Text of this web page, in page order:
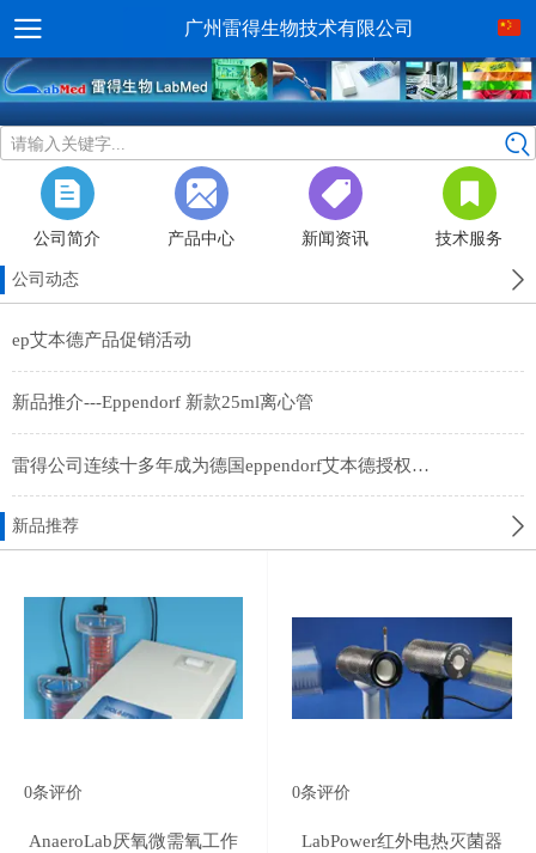
广州雷得生物技术有限公司
请输入关键字...
公司简介 产品中心 新闻资讯 技术服务
公司动态
ep艾本德产品促销活动
新品推介---Eppendorf 新款25ml离心管
雷得公司连续十多年成为德国eppendorf艾本德授权经销商
新品推荐
0条评价
AnaeroLab厌氧微需氧工作
0条评价
LabPower红外电热灭菌器